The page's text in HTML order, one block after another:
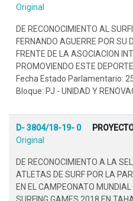
Original
DE RECONOCIMIENTO AL
FERNANDO AGUERRE POR SU
FRENTE DE LA ASOCIACION
PROMOVIENDO ESTE
Fecha Estado Parlamentario:
Bloque: PJ - UNIDAD Y
D- 3804/18-19- 0
Original
DE RECONOCIMIENTO A LA
ATLETAS DE SURF POR LA
EN EL CAMPEONATO
SURFING GAMES 2018 EN